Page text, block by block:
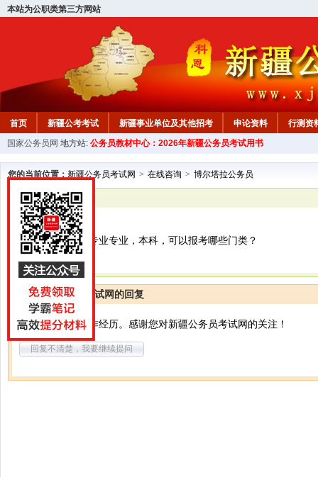
本站为公职类第三方网站
首页 新疆公考考试 新疆事业单位及其他招考 申论资料 行测资
新疆公务员行测试题 在线咨询 教材中心
国家公务员网 地方站: 公务员教材中心：2026年新疆公务员考试用书
您的当前位置： 新疆公务员考试网 > 在线咨询 > 博尔塔拉公务员
已解决
博尔塔拉公务员
国际经济与贸易专业专业，本科，可以报考哪些门类？
新疆公务员考试网的回复
你好，算基础工作经历。感谢您对新疆公务员考试网的关注！
回复不清楚，我要继续提问